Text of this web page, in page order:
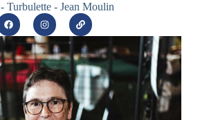
Turbulette - Jean Moulin